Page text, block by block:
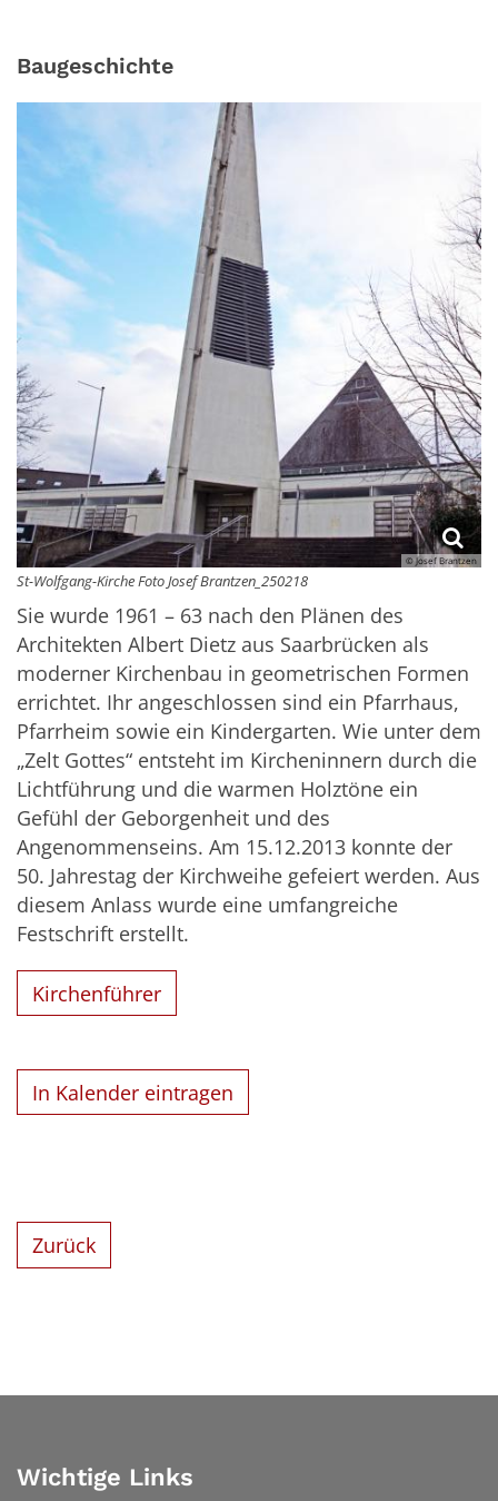
Baugeschichte
© Josef Brantzen
St-Wolfgang-Kirche Foto Josef Brantzen_250218
Sie wurde 1961 – 63 nach den Plänen des
Architekten Albert Dietz aus Saarbrücken als
moderner Kirchenbau in geometrischen Formen
errichtet. Ihr angeschlossen sind ein Pfarrhaus,
Pfarrheim sowie ein Kindergarten. Wie unter dem
„Zelt Gottes“ entsteht im Kircheninnern durch die
Lichtführung und die warmen Holztöne ein
Gefühl der Geborgenheit und des
Angenommenseins. Am 15.12.2013 konnte der
50. Jahrestag der Kirchweihe gefeiert werden. Aus
diesem Anlass wurde eine umfangreiche
Festschrift erstellt.
Kirchenführer
In Kalender eintragen
Zurück
Wichtige Links